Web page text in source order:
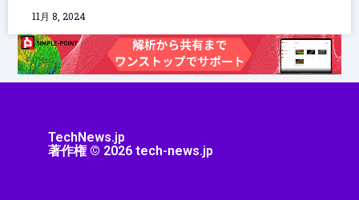
11月 8, 2024
TechNews.jp
著作権 © 2026 tech-news.jp